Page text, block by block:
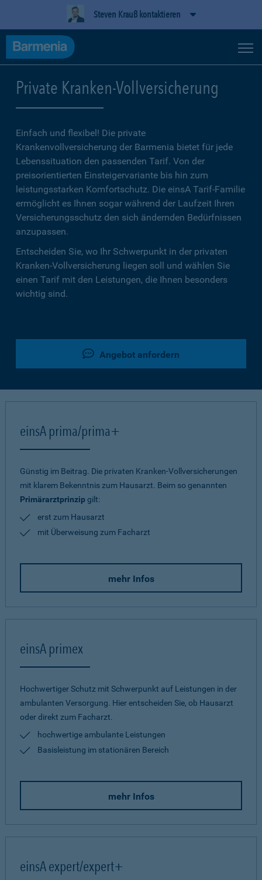
Steven Krauß kontaktieren
Private Kranken-Vollversicherung
Einfach und flexibel! Die private
Krankenvollversicherung der Barmenia bietet für jede
Lebenssituation den passenden Tarif. Von der
preisorientierten Einsteigervariante bis hin zum
leistungsstarken Komfortschutz. Die einsA Tarif-Familie
ermöglicht es Ihnen sogar während der Laufzeit Ihren
Versicherungsschutz den sich ändernden Bedürfnissen
anzupassen.
Entscheiden Sie, wo Ihr Schwerpunkt in der privaten
Kranken-Vollversicherung liegen soll und wählen Sie
einen Tarif mit den Leistungen, die Ihnen besonders
wichtig sind.
Angebot anfordern
einsA prima/prima+
Günstig im Beitrag. Die privaten Kranken-Vollversicherungen
mit klarem Bekenntnis zum Hausarzt. Beim so genannten
Primärarztprinzipgilt:
erst zum Hausarzt
mit Überweisung zum Facharzt
mehr Infos
einsA primex
Hochwertiger Schutz mit Schwerpunkt auf Leistungen in der
ambulanten Versorgung. Hier entscheiden Sie, ob Hausarzt
oder direkt zum Facharzt.
hochwertige ambulante Leistungen
Basisleistung im stationären Bereich
mehr Infos
einsA expert/expert+